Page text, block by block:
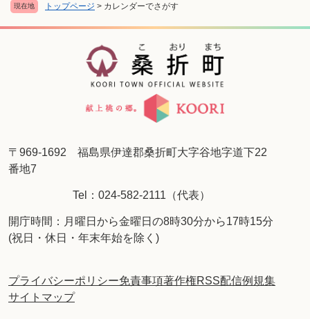
現在地 トップページ > カレンダーでさがす
〒969-1692 福島県伊達郡桑折町大字谷地字道下22
番地7
Tel：024-582-2111（代表）
開庁時間：月曜日から金曜日の8時30分から17時15分
(祝日・休日・年末年始を除く)
プライバシーポリシー免責事項著作権RSS配信例規集
サイトマップ